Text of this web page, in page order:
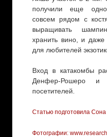
получили еще
совсем рядом с
выращивать
хранить вино, и даже
для любителей
Вход в катакомбы
Денфер-Рошеро и
посетителей.
Статью подготовила
Фотографии: